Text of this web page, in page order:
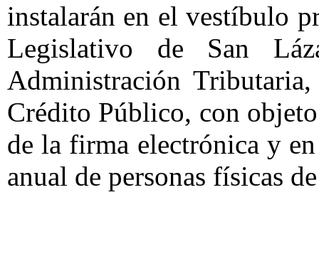
instalarán en el vestíbulo
Legislativo de San
Administración
Crédito Público, con
de la firma electrónica y
anual de personas físicas